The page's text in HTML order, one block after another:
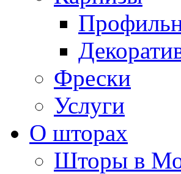
Фрески
Услуги
О шторах
Шторы в